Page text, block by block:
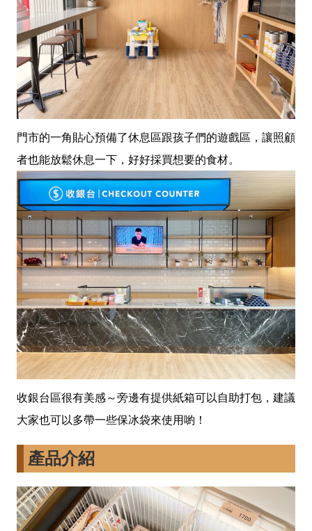
門市的一角貼心預備了休息區跟孩子們的遊戲區，讓照顧
者也能放鬆休息一下，好好採買想要的食材。
收銀台區很有美感～旁邊有提供紙箱可以自助打包，建議
大家也可以多帶一些保冰袋來使用喲！
產品介紹